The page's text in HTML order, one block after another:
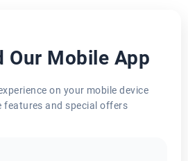
Our Mobile App
on your mobile device
features and special offers